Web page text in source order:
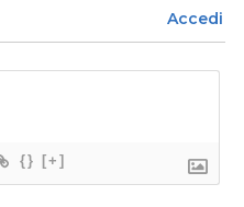
Accedi
{} [+]